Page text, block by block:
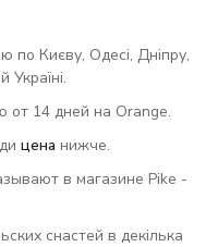
по Києву, Одесі, Дніпру,
Україні.
от 14 дней на Orange.
цена нижче.
в магазине Pike -
снастей в декілька